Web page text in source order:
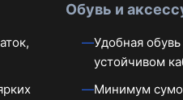
Обувь и
Удобная
устойчивом
Минимум